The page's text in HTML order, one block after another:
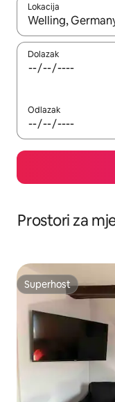
Lokacija
Kada budu
Dolazak
Odlazak
Prostori za
Superhost
Superhost